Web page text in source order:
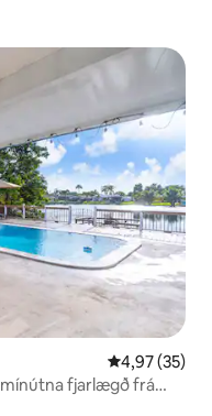
4,97 af 5 í
4,97 (35)
mínútna fjarlægð frá